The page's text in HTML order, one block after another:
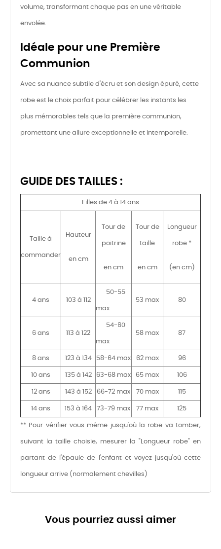
volume, transformant chaque pas en une véritable
envolée.
Idéale pour une Première
Communion
Avec sa nuance subtile d'écru et son design épuré, cette
robe est le choix parfait pour célébrer les instants les
plus mémorables tels que la première communion,
promettant une allure exceptionnelle et intemporelle.
GUIDE DES TAILLES :
Filles de 4 à 14 ans
Taille à
commander
Hauteur
en cm
Tour de
poitrine
en cm
Tour de
taille
en cm
Longueur
robe *
(en cm)
4 ans 103 à 112
50-55
max
53 max 80
6 ans 113 à 122
54-60
max
58 max 87
8 ans 123 à 134 58-64 max 62 max 96
10 ans 135 à 142 63-68 max 65 max 106
12 ans 143 à 152 66-72 max 70 max 115
14 ans 153 à 164 73-79 max 77 max 125
** Pour vérifier vous même jusqu'où la robe va tomber,
suivant la taille choisie, mesurer la "Longueur robe" en
partant de l'épaule de l'enfant et voyez jusqu'où cette
longueur arrive (normalement chevilles)
Vous pourriez aussi aimer